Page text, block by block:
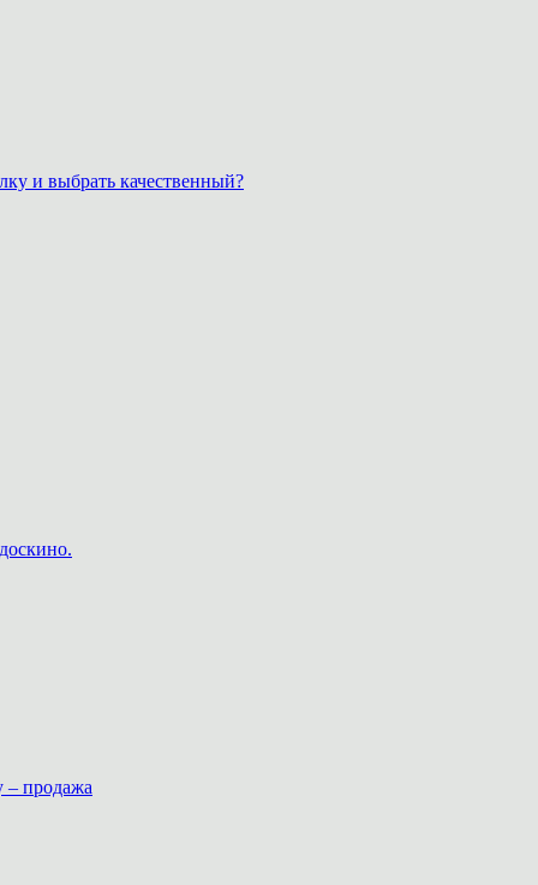
и выбрать качественный?
– продажа